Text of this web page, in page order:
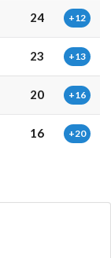
24 +12
23 +13
20 +16
16 +20